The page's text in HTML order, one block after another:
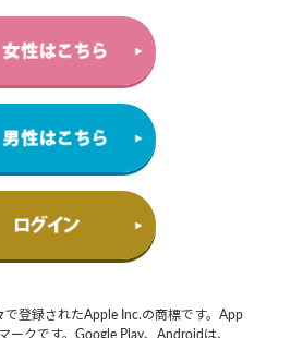
登録されたApple Inc.の商標です。App
ークです。Google Play、Androidは、